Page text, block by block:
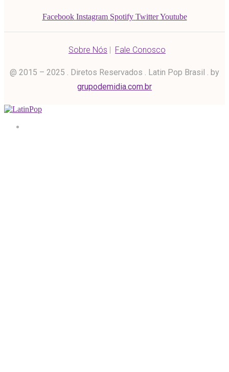
Facebook Instagram Spotify Twitter Youtube
Sobre Nós Fale Conosco
@ 2015 – 2025 . Diretos Reservados . Latin Pop Brasil . by
grupodemidia.com.br